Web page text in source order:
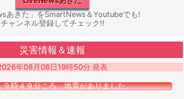
あきた」をSmartNews＆Youtubeでも!
チャンネル登録してチェック!!
災害情報＆速報
年08月06日19時50分 発表
時４９分ころ、地震がありました。